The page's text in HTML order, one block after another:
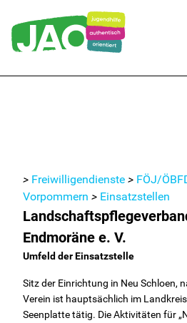
Freiwilligendienste
FSJ und BFD
FÖJ/ÖBFD Mecklenburg-
> Freiwilligendienste > FÖJ/
Vorpommern > Einsatzstellen
Endmoräne e. V.
Umfeld der Einsatzstelle
Sitz der Einrichtung in Neu Schloen,
Verein ist hauptsächlich im
Seenplatte tätig. Die Aktivitäten für